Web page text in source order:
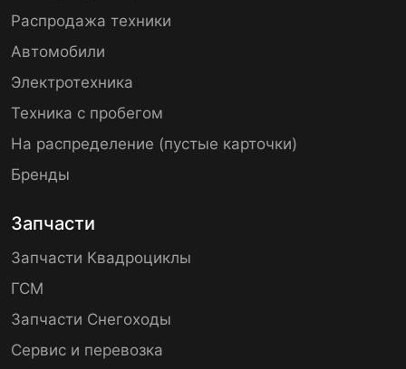
Распродажа техники
Автомобили
Электротехника
Техника с пробегом
На распределение (пустые карточки)
Бренды
Запчасти
Запчасти Квадроциклы
ГСМ
Запчасти Снегоходы
Сервис и перевозка